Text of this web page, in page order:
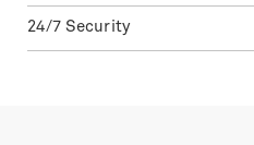
24/7 Security